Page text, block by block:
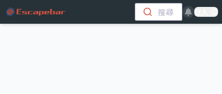
跳至主要內容
搜尋 登入